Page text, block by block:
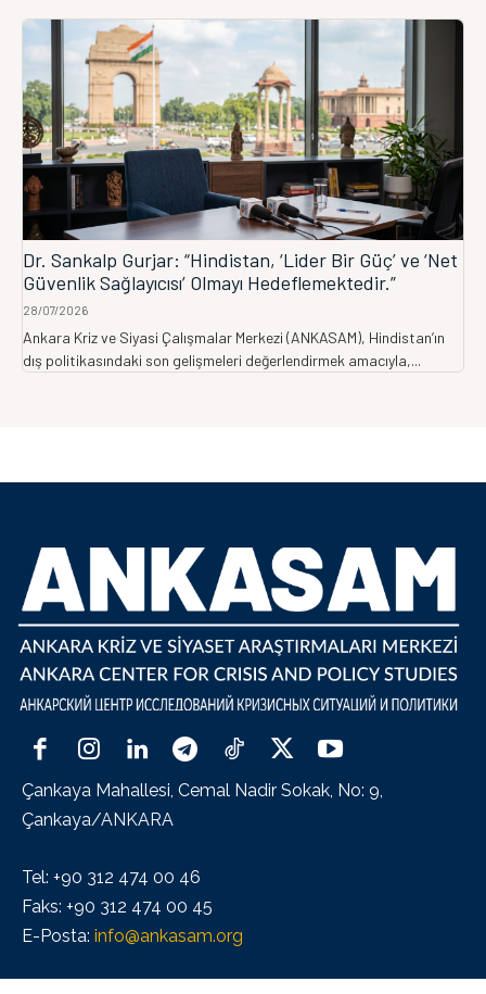
Dr. Sankalp Gurjar: “Hindistan, ‘Lider Bir Güç’ ve ‘Net
Güvenlik Sağlayıcısı’ Olmayı Hedeflemektedir.”
28/07/2026
Ankara Kriz ve Siyasi Çalışmalar Merkezi (ANKASAM), Hindistan’ın
dış politikasındaki son gelişmeleri değerlendirmek amacıyla,...
Çankaya Mahallesi, Cemal Nadir Sokak, No: 9,
Çankaya/ANKARA
Tel: +90 312 474 00 46
Faks: +90 312 474 00 45
E-Posta: info@ankasam.org